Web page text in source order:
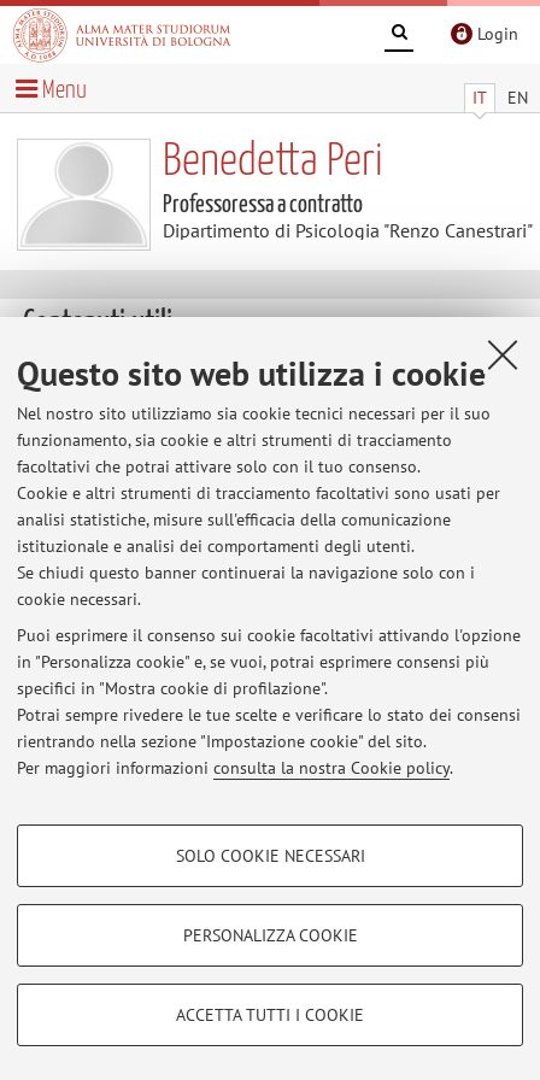
Questo sito web utilizza i cookie
Nel nostro sito utilizziamo sia cookie tecnici necessari per il suo
funzionamento, sia cookie e altri strumenti di tracciamento
facoltativi che potrai attivare solo con il tuo consenso.
Cookie e altri strumenti di tracciamento facoltativi sono usati per
analisi statistiche, misure sull'efficacia della comunicazione
istituzionale e analisi dei comportamenti degli utenti.
Se chiudi questo banner continuerai la navigazione solo con i
cookie necessari.
Puoi esprimere il consenso sui cookie facoltativi attivando l'opzione
in "Personalizza cookie" e, se vuoi, potrai esprimere consensi più
specifici in "Mostra cookie di profilazione".
Potrai sempre rivedere le tue scelte e verificare lo stato dei consensi
rientrando nella sezione "Impostazione cookie" del sito.
Per maggiori informazioni consulta la nostra Cookie policy.
COOKIE DI PROFILAZIONE - FACOLTATIVI
COOKIE TECNICI - NECESSARI
Si tratta di cookie tecnici utilizzati, a titolo esemplificativo, per il corretto
SOLO COOKIE NECESSARI
PERSONALIZZA COOKIE
ACCETTA TUTTI I COOKIE
Login
IT EN
Menu
Benedetta Peri
Professoressa a contratto
Dipartimento di Psicologia "Renzo Canestrari"
Contenuti utili
Al momento non sono presenti contenuti.
Ultimi avvisi
Al momento non sono presenti avvisi.
Area riservata
Accedi tramiteloginper gestire tutti i contenuti del sito.
Zamboni, 33 - 40126 Bologna - Partita IVA: 01131710376